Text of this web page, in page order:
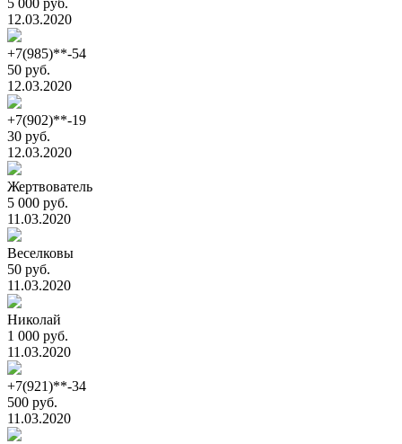
5 000 руб.
12.03.2020
+7(985)**-54
50 руб.
12.03.2020
+7(902)**-19
30 руб.
12.03.2020
Жертвователь
5 000 руб.
11.03.2020
Веселковы
50 руб.
11.03.2020
Николай
1 000 руб.
11.03.2020
+7(921)**-34
500 руб.
11.03.2020